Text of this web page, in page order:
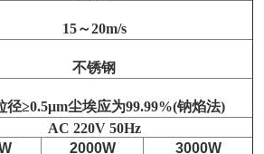
15～20m/s
不锈钢
径≥0.5μm尘埃应为99.99%(钠焰法)
AC 220V 50Hz
2000W 3000W